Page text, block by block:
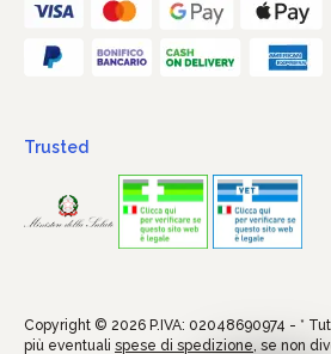
Trusted
Copyright © 2026 P.IVA: 02048690974 - *
più eventuali spese di spedizione, se non